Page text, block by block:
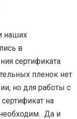
наших
в
сертификата
пленок нет
но для работы с
на
Да и